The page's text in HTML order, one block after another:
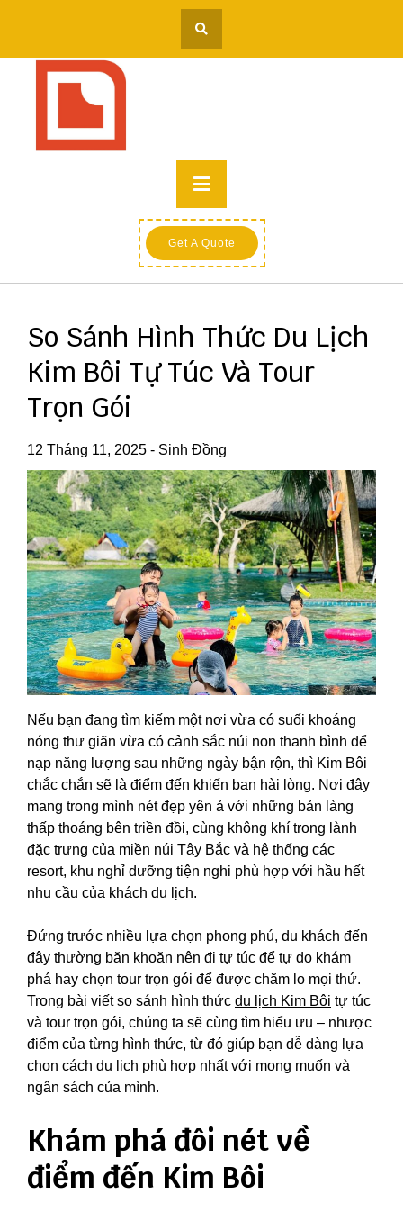
Primary
Menu
Get A Quote
So Sánh Hình Thức Du Lịch
Kim Bôi Tự Túc Và Tour
Trọn Gói
12 Tháng 11, 2025 - Sinh Đồng
Nếu bạn đang tìm kiếm một nơi vừa có suối khoáng
nóng thư giãn vừa có cảnh sắc núi non thanh bình để
nạp năng lượng sau những ngày bận rộn, thì Kim Bôi
chắc chắn sẽ là điểm đến khiến bạn hài lòng. Nơi đây
mang trong mình nét đẹp yên ả với những bản làng
thấp thoáng bên triền đồi, cùng không khí trong lành
đặc trưng của miền núi Tây Bắc và hệ thống các
resort, khu nghỉ dưỡng tiện nghi phù hợp với hầu hết
nhu cầu của khách du lịch.
Đứng trước nhiều lựa chọn phong phú, du khách đến
đây thường băn khoăn nên đi tự túc để tự do khám
phá hay chọn tour trọn gói để được chăm lo mọi thứ.
Trong bài viết so sánh hình thức du lịch Kim Bôi tự túc
và tour trọn gói, chúng ta sẽ cùng tìm hiểu ưu – nhược
điểm của từng hình thức, từ đó giúp bạn dễ dàng lựa
chọn cách du lịch phù hợp nhất với mong muốn và
ngân sách của mình.
Khám phá đôi nét về
điểm đến Kim Bôi